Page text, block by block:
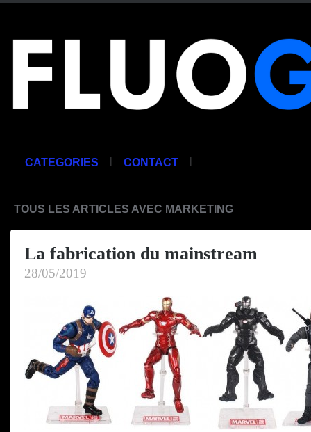
CATEGORIES | CONTACT |
TOUS LES ARTICLES AVEC MARKETING
La fabrication du mainstream
28/05/2019